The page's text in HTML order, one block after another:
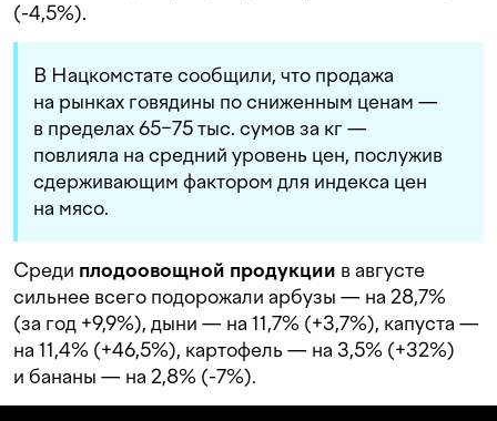
(-4,5%).
В Нацкомстате сообщили, что продажа
на рынках говядины по сниженным ценам —
в пределах 65−75 тыс. сумов за кг —
повлияла на средний уровень цен, послужив
сдерживающим фактором для индекса цен
на мясо.
Среди плодоовощной продукции в августе
сильнее всего подорожали арбузы — на 28,7%
(за год +9,9%), дыни — на 11,7% (+3,7%), капуста —
на 11,4% (+46,5%), картофель — на 3,5% (+32%)
и бананы — на 2,8% (-7%).